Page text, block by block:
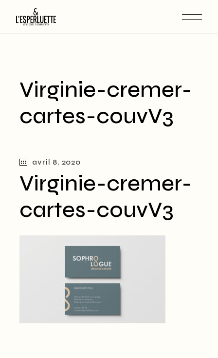
Virginie-cremer-
cartes-couvV3
avril 8, 2020
Virginie-cremer-
cartes-couvV3